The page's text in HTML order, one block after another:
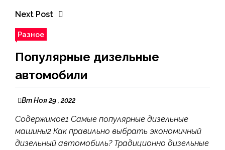
Next Post
Разное
Популярные дизельные
автомобили
Вт Ноя 29 , 2022
Содержимое1 Самые популярные дизельные
машины2 Как правильно выбрать экономичный
дизельный автомобиль? Традиционно дизельные